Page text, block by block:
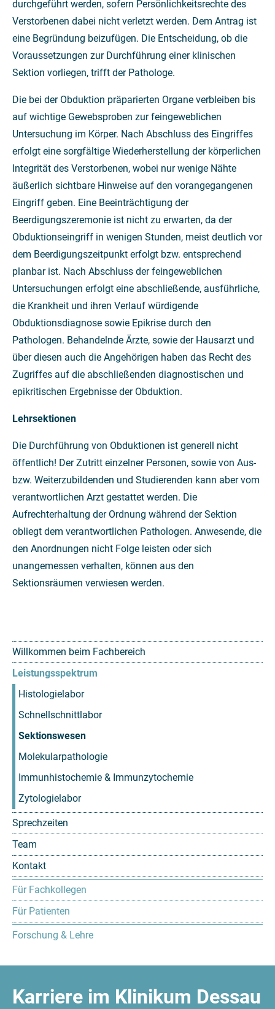
Willkommen beim Fachbereich
Leistungsspektrum
Histologielabor
Schnellschnittlabor
Sektionswesen
Molekularpathologie
Immunhistochemie & Immunzytochemie
Zytologielabor
Sprechzeiten
Team
Kontakt
Für Fachkollegen
Für Patienten
Forschung & Lehre
durchgeführt werden, sofern Persönlichkeitsrechte des
Verstorbenen dabei nicht verletzt werden. Dem Antrag ist
eine Begründung beizufügen. Die Entscheidung, ob die
Voraussetzungen zur Durchführung einer klinischen
Sektion vorliegen, trifft der Pathologe.
Die bei der Obduktion präparierten Organe verbleiben bis
auf wichtige Gewebsproben zur feingeweblichen
Untersuchung im Körper. Nach Abschluss des Eingriffes
erfolgt eine sorgfältige Wiederherstellung der körperlichen
Integrität des Verstorbenen, wobei nur wenige Nähte
äußerlich sichtbare Hinweise auf den vorangegangenen
Eingriff geben. Eine Beeinträchtigung der
Beerdigungszeremonie ist nicht zu erwarten, da der
Obduktionseingriff in wenigen Stunden, meist deutlich vor
dem Beerdigungszeitpunkt erfolgt bzw. entsprechend
planbar ist. Nach Abschluss der feingeweblichen
Untersuchungen erfolgt eine abschließende, ausführliche,
die Krankheit und ihren Verlauf würdigende
Obduktionsdiagnose sowie Epikrise durch den
Pathologen. Behandelnde Ärzte, sowie der Hausarzt und
über diesen auch die Angehörigen haben das Recht des
Zugriffes auf die abschließenden diagnostischen und
epikritischen Ergebnisse der Obduktion.
Lehrsektionen
Die Durchführung von Obduktionen ist generell nicht
öffentlich! Der Zutritt einzelner Personen, sowie von Aus-
bzw. Weiterzubildenden und Studierenden kann aber vom
verantwortlichen Arzt gestattet werden. Die
Aufrechterhaltung der Ordnung während der Sektion
obliegt dem verantwortlichen Pathologen. Anwesende, die
den Anordnungen nicht Folge leisten oder sich
unangemessen verhalten, können aus den
Sektionsräumen verwiesen werden.
Karriere im Klinikum Dessau